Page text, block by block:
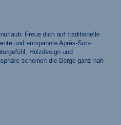
Freue dich auf traditionelle
und entspannte Après-Sun-
Holzdesign und
scheinen die Berge ganz nah